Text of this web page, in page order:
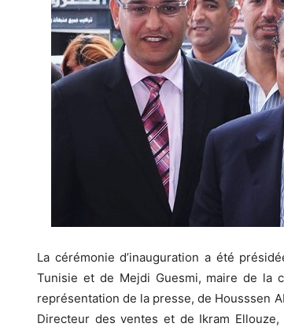
La cérémonie d’inauguration a été
Tunisie et de Mejdi Guesmi, maire de la
représentation de la presse, de Housssen
Directeur des ventes et de Ikram